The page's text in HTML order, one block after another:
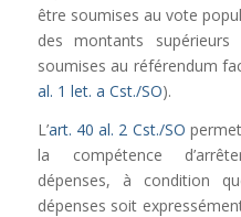
être soumises au vote
des montants
soumises au référendum
al. 1 let. a Cst./SO).
L’art. 40 al. 2 Cst./SO
la compétence
dépenses, à condition
dépenses soit